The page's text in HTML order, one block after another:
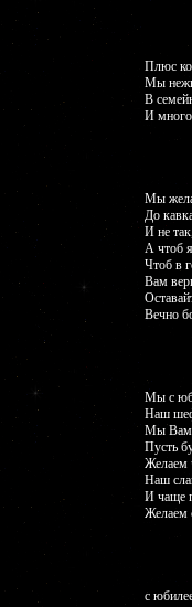
Плюс
Мы
В
И
Мы
До
И не
А чтоб
Чтоб в
Вам
Вечно
Мы с
Наш
Мы Вам
Пусть
Желаем
Наш
И чаще
Желаем
с